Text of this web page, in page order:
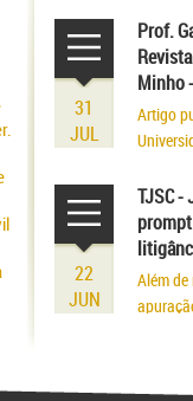
31
JUL
Prof.
Minho
Artigo
22
JUN
TJSC -
Além